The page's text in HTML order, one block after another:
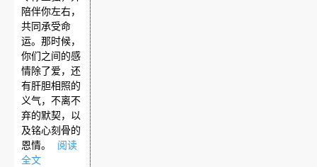
陪伴你左右，
共同承受命
运。那时候，
你们之间的感
情除了爱，还
有肝胆相照的
义气，不离不
弃的默契，以
及铭心刻骨的
恩情。
阅读
全文